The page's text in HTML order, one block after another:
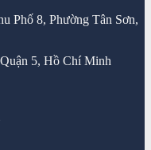
Phố 8, Phường Tân Sơn,
5, Hồ Chí Minh